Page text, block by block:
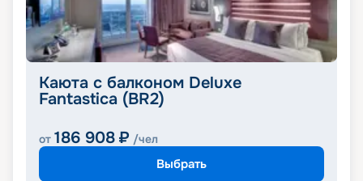
Каюта с балконом Deluxe
Fantastica (BR2)
от 186 908 ₽ /чел
Выбрать